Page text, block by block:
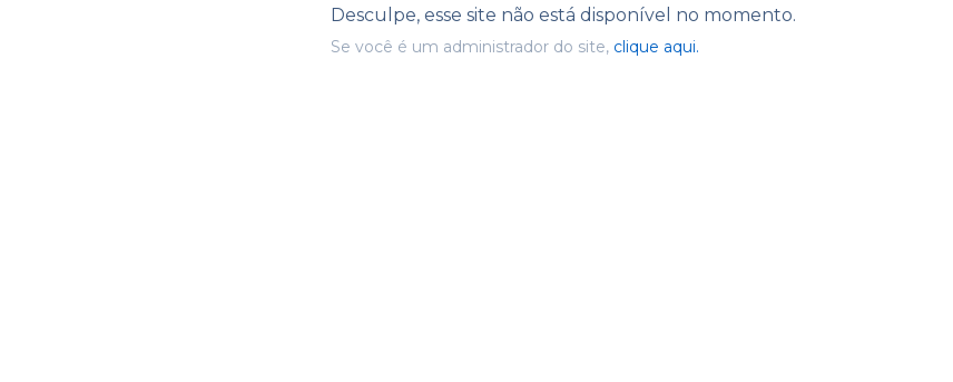
Desculpe, esse site não está disponível no momento.
Se você é um administrador do site, clique aqui.